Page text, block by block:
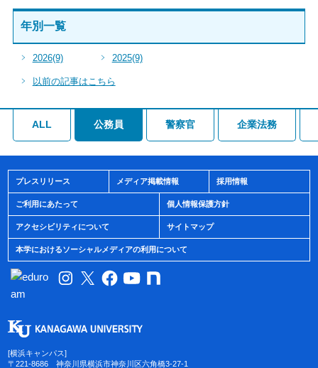
年別一覧
2026(9) 2025(9)
以前の記事はこちら
ALL 公務員 警察官 企業法務
プレスリリース メディア掲載情報 採用情報
ご利用にあたって 個人情報保護方針
アクセシビリティについて サイトマップ
本学におけるソーシャルメディアの利用について
[横浜キャンパス]
〒221-8686 神奈川県横浜市神奈川区六角橋3-27-1